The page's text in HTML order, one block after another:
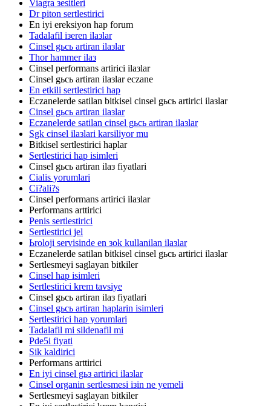
Viagra зesitleri
Dr piton sertlestirici
En iyi ereksiyon hap forum
Tadalafil iзeren ilaзlar
Cinsel gьcь artiran ilaзlar
Thor hammer ilaз
Cinsel performans artirici ilaзlar
Cinsel gьcь artiran ilaзlar eczane
En etkili sertlestirici hap
Eczanelerde satilan bitkisel cinsel gьcь artirici ilaзlar
Cinsel gьcь artiran ilaзlar
Eczanelerde satilan cinsel gьcь artiran ilaзlar
Sgk cinsel ilaзlari karsiliyor mu
Bitkisel sertlestirici haplar
Sertlestirici hap isimleri
Cinsel gьcь artiran ilaз fiyatlari
Cialis yorumlari
Ci?ali?s
Cinsel performans artirici ilaзlar
Performans arttirici
Penis sertlestirici
Sertlestirici jel
Ьroloji servisinde en зok kullanilan ilaзlar
Eczanelerde satilan bitkisel cinsel gьcь artirici ilaзlar
Sertlesmeyi saglayan bitkiler
Cinsel hap isimleri
Sertlestirici krem tavsiye
Cinsel gьcь artiran ilaз fiyatlari
Cinsel gьcь artiran haplarin isimleri
Sertlestirici hap yorumlari
Tadalafil mi sildenafil mi
Pde5i fiyati
Sik kaldirici
Performans arttirici
En iyi cinsel gьз artirici ilaзlar
Cinsel organin sertlesmesi iзin ne yemeli
Sertlesmeyi saglayan bitkiler